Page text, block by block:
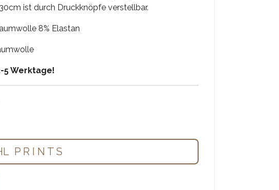
ist durch Druckknöpfe verstellbar.
8% Elastan
5 Werktage!
P R I N T S